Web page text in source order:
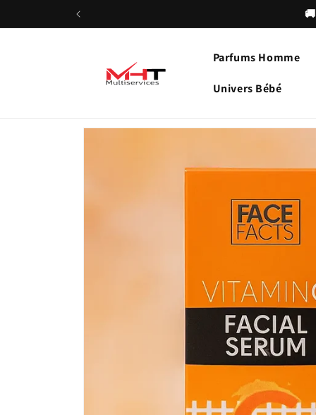
au
Parfums Homme
Univers Bébé
Passer aux